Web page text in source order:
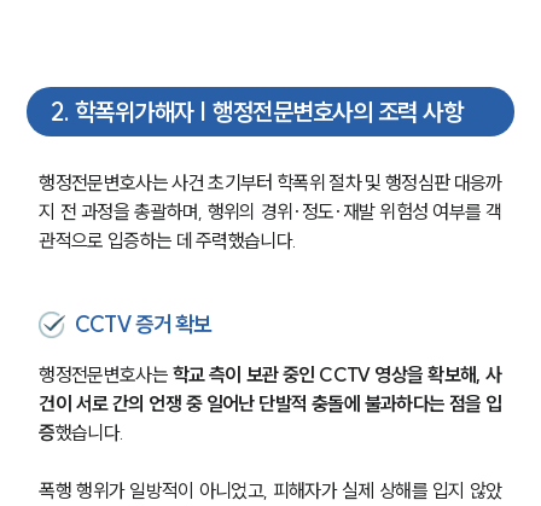
2. 학폭위가해자 | 행정전문변호사의 조력 사항
행정전문변호사는 사건 초기부터 학폭위 절차 및 행정심판 대응까
지 전 과정을 총괄하며, 행위의 경위·정도·재발 위험성 여부를 객
관적으로 입증하는 데 주력했습니다.
CCTV 증거 확보
행정전문변호사는 학교 측이 보관 중인 CCTV 영상을 확보해, 사
건이 서로 간의 언쟁 중 일어난 단발적 충돌에 불과하다는 점을 입
증했습니다.
폭행 행위가 일방적이 아니었고, 피해자가 실제 상해를 입지 않았